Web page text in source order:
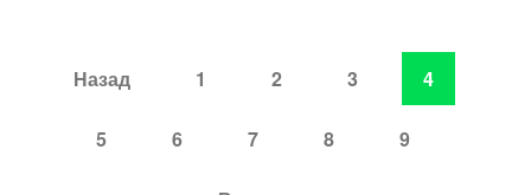
Назад 1 2 3 4
5 6 7 8 9